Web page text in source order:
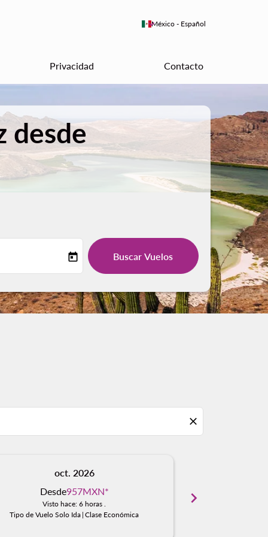
México - Español
keyboard_arrow_down
Privacidad Contacto
desde
today Buscar Vuelos
close
oct. 2026
Desde957MXN*
Visto hace: 6 horas .
Tipo de Vuelo Solo Ida | Clase Económica
chevron_right